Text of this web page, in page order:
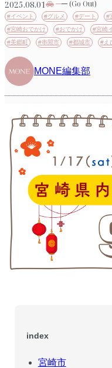
2025.08.01 (Go Out)
#イベント #グルメ #デート #
#宮崎おでかけ
#おでかけ #宮崎
#美郷町
#串間市 #都城市 #え
MONE編集部
index
宮崎市